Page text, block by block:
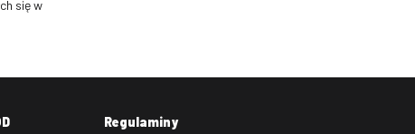
się w
Regulaminy